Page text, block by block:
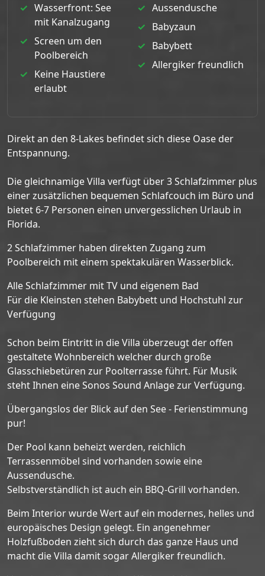
Wasserfront: See
mit Kanalzugang
Screen um den
Poolbereich
Keine Haustiere
erlaubt
Aussendusche
Babyzaun
Babybett
Allergiker freundlich
Direkt an den 8-Lakes befindet sich diese Oase der
Entspannung.
Die gleichnamige Villa verfügt über 3 Schlafzimmer plus
einer zusätzlichen bequemen Schlafcouch im Büro und
bietet 6-7 Personen einen unvergesslichen Urlaub in
Florida.
2 Schlafzimmer haben direkten Zugang zum
Poolbereich mit einem spektakulären Wasserblick.
Alle Schlafzimmer mit TV und eigenem Bad
Für die Kleinsten stehen Babybett und Hochstuhl zur
Verfügung
Schon beim Eintritt in die Villa überzeugt der offen
gestaltete Wohnbereich welcher durch große
Glasschiebetüren zur Poolterrasse führt. Für Musik
steht Ihnen eine Sonos Sound Anlage zur Verfügung.
Übergangslos der Blick auf den See - Ferienstimmung
pur!
Der Pool kann beheizt werden, reichlich
Terrassenmöbel sind vorhanden sowie eine
Aussendusche.
Selbstverständlich ist auch ein BBQ-Grill vorhanden.
Beim Interior wurde Wert auf ein modernes, helles und
europäisches Design gelegt. Ein angenehmer
Holzfußboden zieht sich durch das ganze Haus und
macht die Villa damit sogar Allergiker freundlich.